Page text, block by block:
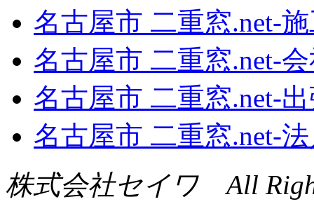
名古屋市 二重窓.net‐
名古屋市 二重窓.net‐
名古屋市 二重窓.net‐
名古屋市 二重窓.net‐
株式会社セイワ All